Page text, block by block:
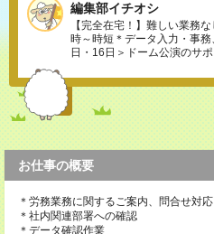
編集部イチオシ
【完全在宅！】難しい業務
時～時短＊データ入力・事
日・16日＞ドーム公演のサ
お仕事の概要
＊労務業務に関するご案内、問合せ対応
＊社内関連部署への確認
＊データ確認作業